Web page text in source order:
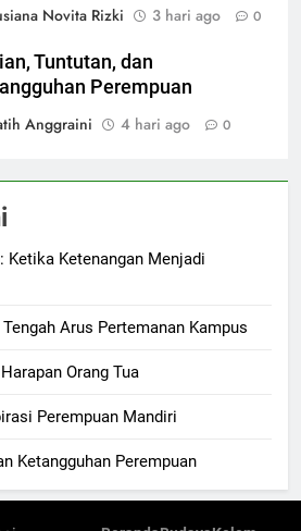
Novita Rizki
3 hari ago 0
Tuntutan, dan
Perempuan
Anggraini
4 hari ago 0
Ketika Ketenangan Menjadi
Arus Pertemanan Kampus
Orang Tua
Perempuan Mandiri
Ketangguhan Perempuan